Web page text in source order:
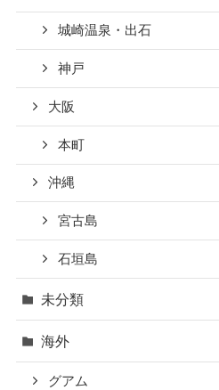
城崎温泉・出石
神戸
大阪
本町
沖縄
宮古島
石垣島
未分類
海外
グアム